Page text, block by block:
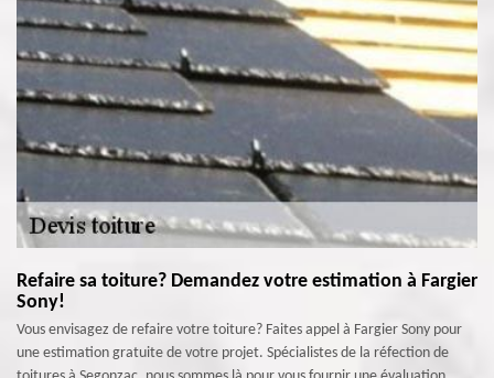
Refaire sa toiture? Demandez votre estimation à Fargier
Sony!
Vous envisagez de refaire votre toiture? Faites appel à Fargier Sony pour
une estimation gratuite de votre projet. Spécialistes de la réfection de